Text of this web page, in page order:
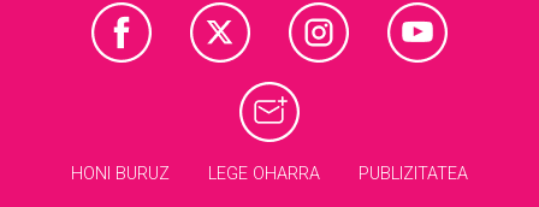
HONI BURUZ LEGE OHARRA PUBLIZITATEA